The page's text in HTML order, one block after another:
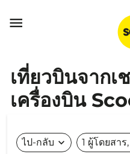

เที่ยวบินจากเ
เครื่องบิน
ไป-กลับ expand_more 1 ผู้โดยสา